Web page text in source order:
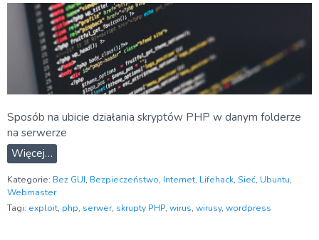
Sposób na ubicie działania skryptów PHP w danym folderze
na serwerze
Więcej…
Kategorie: Bez GUI, Bezpieczeństwo, Internet, Lifehack, Sieć, Ubuntu,
Webmaster
Tagi: exploit, php, serwer, skrupty PHP, wirus, wirusy, wordpress